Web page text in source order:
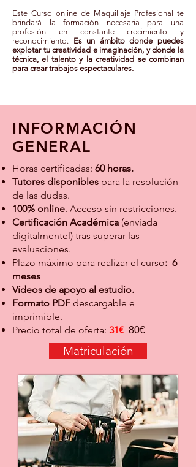
Este Curso online de Maquillaje Profesional te
brindará la formación necesaria para una
profesión en constante crecimiento y
reconocimiento. Es un ámbito donde puedes
explotar tu creatividad e imaginación, y donde la
técnica, el talento y la creatividad se combinan
para crear trabajos espectaculares.
INFORMACIÓN
GENERAL
Horas certificadas: 60 horas.
Tutores disponibles para la resolución
de las dudas.
100% online. Acceso sin restricciones.
Certificación Académica (enviada
digitalmentel) tras superar las
evaluaciones.
Plazo máximo para realizar el curso: 6
meses
Vídeos de apoyo al estudio.
Formato PDF descargable e
imprimible.
Precio total de oferta: 31€ 8̶0̶€̶
Matriculación